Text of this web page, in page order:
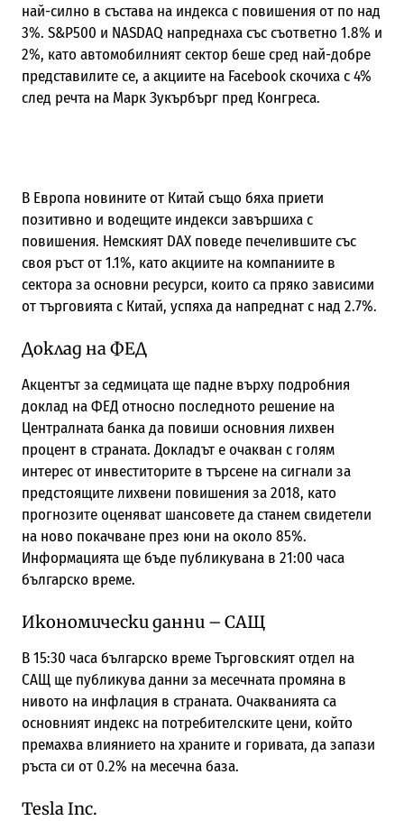
най-силно в състава на индекса с повишения от по над
3%. S&P500 и NASDAQ напреднаха със съответно 1.8% и
2%, като автомобилният сектор беше сред най-добре
представилите се, а акциите на Facebook скочиха с 4%
след речта на Марк Зукърбърг пред Конгреса.
В Европа новините от Китай също бяха приети
позитивно и водещите индекси завършиха с
повишения. Немският DAX поведе печелившите със
своя ръст от 1.1%, като акциите на компаниите в
сектора за основни ресурси, които са пряко зависими
от търговията с Китай, успяха да напреднат с над 2.7%.
Доклад на ФЕД
Акцентът за седмицата ще падне върху подробния
доклад на ФЕД относно последното решение на
Централната банка да повиши основния лихвен
процент в страната. Докладът е очакван с голям
интерес от инвеститорите в търсене на сигнали за
предстоящите лихвени повишения за 2018, като
прогнозите оценяват шансовете да станем свидетели
на ново покачване през юни на около 85%.
Информацията ще бъде публикувана в 21:00 часа
българско време.
Икономически данни – САЩ
В 15:30 часа българско време Търговският отдел на
САЩ ще публикува данни за месечната промяна в
нивото на инфлация в страната. Очакванията са
основният индекс на потребителските цени, който
премахва влиянието на храните и горивата, да запази
ръста си от 0.2% на месечна база.
Tesla Inc.